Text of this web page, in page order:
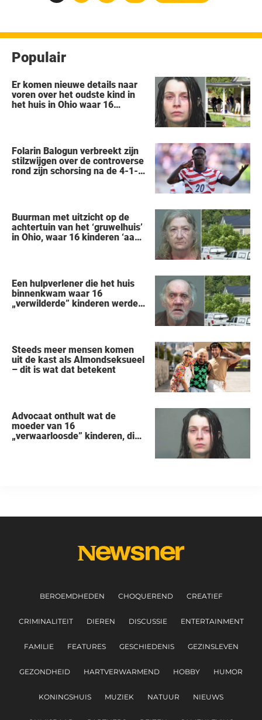
Populair
Er komen nieuwe details naar
voren over het oudste kind in
het huis in Ohio waar 16
Folarin Balogun verbreekt zijn
stilzwijgen over de controverse
rond zijn schorsing na de 4-1-
Buurman met uitzicht op de
achtertuin van het ‘gruwelhuis’
in Ohio, waar 16 kinderen ‘aan
Een hulpverlener die het huis
binnenkwam waar 16
„verwilderde” kinderen werden
Steeds meer mensen komen
uit de kast als Almondseksueel
– dit is wat dat betekent
Advocaat onthult wat de
moeder van 16
„verwaarloosde” kinderen, die
BEROEMDHEDEN CHOQUEREND CREATIEF
CRIMINALITEIT DIEREN DISCUSSIE ENTERTAINMENT
FAMILIE FEATURES GESCHIEDENIS GEZINSLEVEN
GEZONDHEID HARTVERWARMEND HOBBY HUMOR
KONINGSHUIS MUZIEK NATUUR NIEUWS